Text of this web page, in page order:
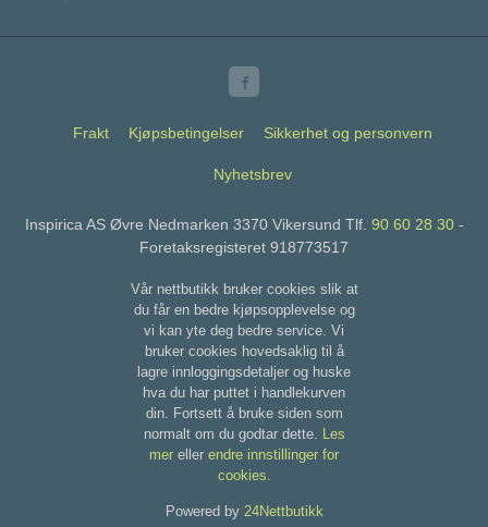
Frakt Kjøpsbetingelser Sikkerhet og personvern
Nyhetsbrev
Inspirica AS Øvre Nedmarken 3370 Vikersund Tlf. 90 60 28 30-
Foretaksregisteret 918773517
Vår nettbutikk bruker cookies slik at
du får en bedre kjøpsopplevelse og
vi kan yte deg bedre service. Vi
bruker cookies hovedsaklig til å
lagre innloggingsdetaljer og huske
hva du har puttet i handlekurven
din. Fortsett å bruke siden som
normalt om du godtar dette. Les
mer eller endre innstillinger for
cookies.
Powered by 24Nettbutikk